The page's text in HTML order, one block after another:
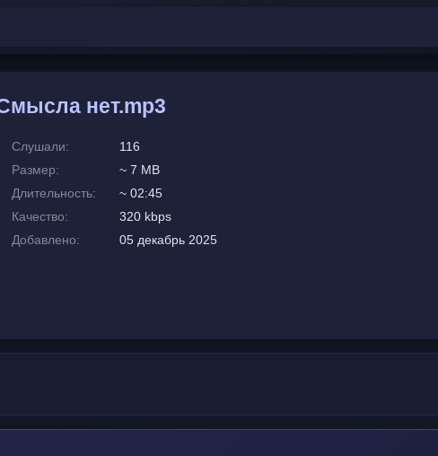
нет.mp3
Слушали:
116
Размер:
~ 7 MB
Длительность:
~ 02:45
Качество:
320 kbps
Добавлено:
05 декабрь 2025